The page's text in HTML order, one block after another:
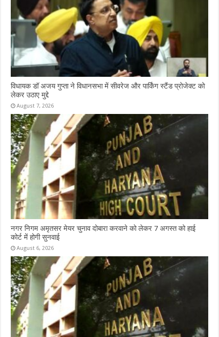
विधायक डॉ अजय गुप्ता ने विधानसभा में सीवरेज और पार्किंग स्टैंड प्रोजेक्ट को
लेकर उठाए मुद्दे
August 7, 2026
नगर निगम अमृतसर मेयर चुनाव दोबारा करवाने को लेकर 7 अगस्त को हाई
कोर्ट में होगी सुनवाई
August 6, 2026